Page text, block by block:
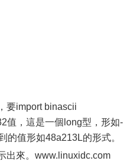
要import binascii
值，這是一個long型，形如-
的值形如48a213L的形式。
出來。www.linuxidc.com